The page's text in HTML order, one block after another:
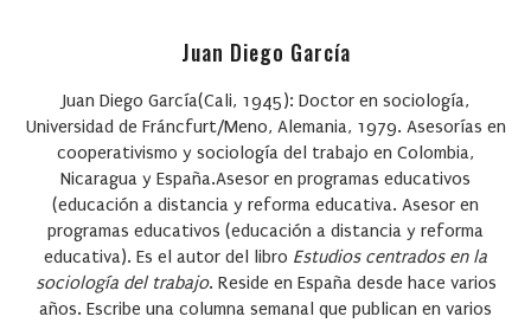
Juan Diego García
Juan Diego García(Cali, 1945): Doctor en sociología,
Universidad de Fráncfurt/Meno, Alemania, 1979. Asesorías en
cooperativismo y sociología del trabajo en Colombia,
Nicaragua y España.Asesor en programas educativos
(educación a distancia y reforma educativa. Asesor en
programas educativos (educación a distancia y reforma
educativa). Es el autor del libro Estudios centrados en la
sociología del trabajo. Reside en España desde hace varios
años. Escribe una columna semanal que publican en varios